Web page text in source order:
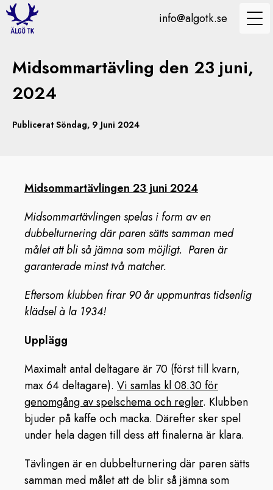
info@algotk.se
Midsommartävling den 23 juni,
2024
Publicerat Söndag, 9 Juni 2024
Midsommartävlingen 23 juni 2024
Midsommartävlingen spelas i form av en
dubbelturnering där paren sätts samman med
målet att bli så jämna som möjligt. Paren är
garanterade minst två matcher.
Eftersom klubben firar 90 år uppmuntras tidsenlig
klädsel à la 1934!
Upplägg
Maximalt antal deltagare är 70 (först till kvarn,
max 64 deltagare). Vi samlas kl 08.30 för
genomgång av spelschema och regler. Klubben
bjuder på kaffe och macka. Därefter sker spel
under hela dagen till dess att finalerna är klara.
Tävlingen är en dubbelturnering där paren sätts
samman med målet att de blir så jämna som